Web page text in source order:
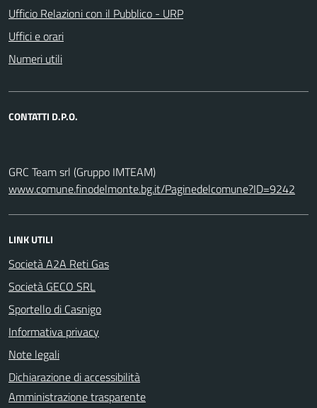
Ufficio Relazioni con il Pubblico - URP
Uffici e orari
Numeri utili
CONTATTI D.P.O.
GRC Team srl (Gruppo IMTEAM)
www.comune.finodelmonte.bg.it/Paginedelcomune?ID=9242
LINK UTILI
Società A2A Reti Gas
Società GECO SRL
Sportello di Casnigo
Informativa privacy
Note legali
Dichiarazione di accessibilità
Amministrazione trasparente